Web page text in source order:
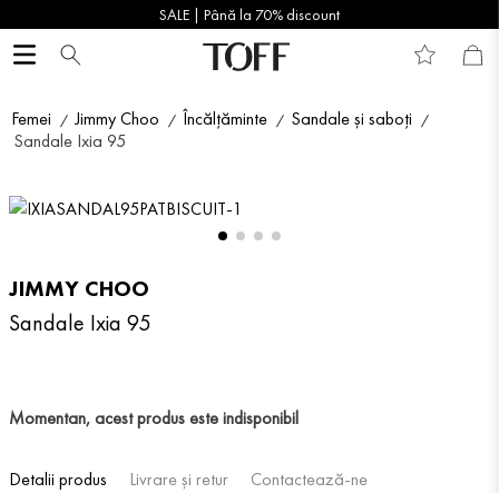
SALE | Până la 70% discount
Femei Jimmy Choo Încălțăminte
Sandale și saboți
Sandale Ixia 95
JIMMY CHOO
Sandale Ixia 95
Momentan, acest produs este indisponibil
Detalii produs Livrare și retur Contactează-ne